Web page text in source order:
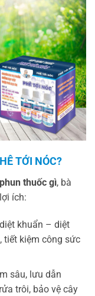
TỚI NÓC?
thuốc gì, bà
ích:
khuẩn – diệt
tiết kiệm công sức
sâu, lưu dẫn
trôi, bảo vệ cây